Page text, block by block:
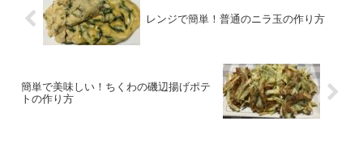
レンジで簡単！普通のニラ玉の作り方
簡単で美味しい！ちくわの磯辺揚げポテ
トの作り方